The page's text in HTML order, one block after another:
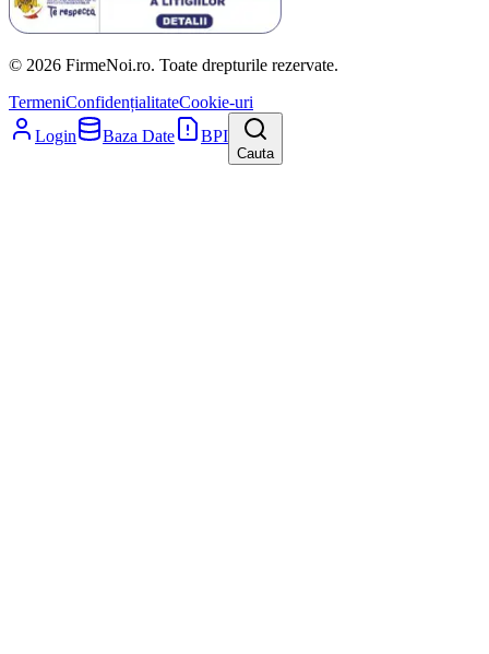
© 2026 FirmeNoi.ro. Toate drepturile rezervate.
TermeniConfidențialitateCookie-uri
Login
Baza Date BPI
Cauta